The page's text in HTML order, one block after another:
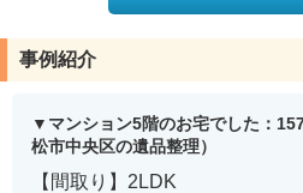
事例紹介
マンション5階のお宅でした：
松市中央区の遺品整理）
【間取り】2LDK